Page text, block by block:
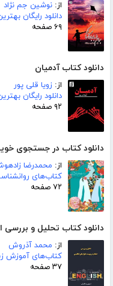
از: نوشین جم نژاد
دانلود رایگان
۶۹ صفحه
دانلود کتاب آدمیان
از: زویا قلی پور
دانلود رایگان
۹۲ صفحه
دانلود کتاب در جستجوی
از: محمدرضا
کتاب‌های
۷۲ صفحه
دانلود کتاب تحلیل و
از: محمد آذروش
کتاب‌های آموزش
۳۷ صفحه